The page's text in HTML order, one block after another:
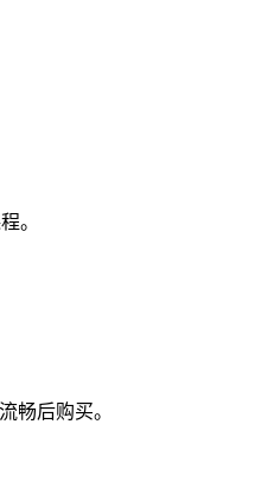
。
畅后购买。